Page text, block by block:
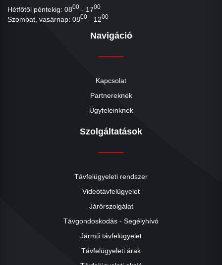
Hétfőtől péntekig: 0800 - 1700
Szombat, vasárnap: 0800 - 1200
Navigáció
Kapcsolat
Partnereknek
Ügyfeleinknek
Szolgáltatások
Távfelügyeleti rendszer
Videótávfelügyelet
Járőrszolgálat
Távgondoskodás - Segélyhívó
Jármű távfelügyelet
Távfelügyeleti árak